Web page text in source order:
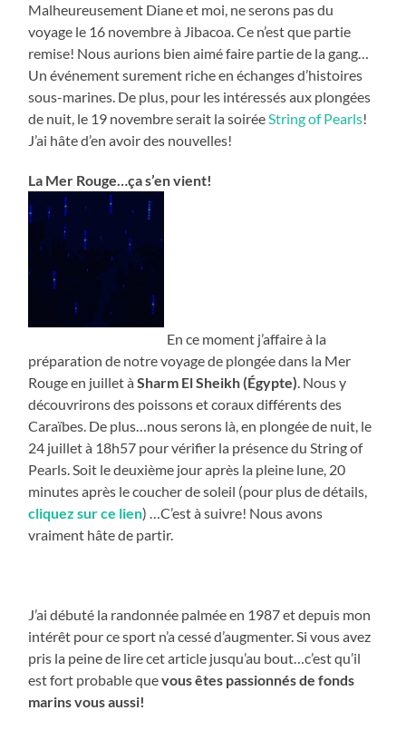
Malheureusement Diane et moi, ne serons pas du
voyage le 16 novembre à Jibacoa. Ce n’est que partie
remise! Nous aurions bien aimé faire partie de la gang…
Un événement surement riche en échanges d’histoires
sous-marines. De plus, pour les intéressés aux plongées
de nuit, le 19 novembre serait la soiréeString of Pearls!
J’ai hâte d’en avoir des nouvelles!
La Mer Rouge…ça s’en vient!
En ce moment j’affaire à la
préparation de notre voyage de plongée dans la Mer
Rouge en juillet àSharm El Sheikh (Égypte). Nous y
découvrirons des poissons et coraux différents des
Caraïbes. De plus…nous serons là, en plongée de nuit, le
24 juillet à 18h57 pour vérifier la présence du String of
Pearls. Soit le deuxième jour après la pleine lune, 20
minutes après le coucher de soleil (pour plus de détails,
cliquez sur ce lien) …C’est à suivre! Nous avons
vraiment hâte de partir.
J’ai débuté la randonnée palmée en 1987 et depuis mon
intérêt pour ce sport n’a cessé d’augmenter. Si vous avez
pris la peine de lire cet article jusqu’au bout…c’est qu’il
est fort probable quevous êtes passionnés de fonds
marins vous aussi!